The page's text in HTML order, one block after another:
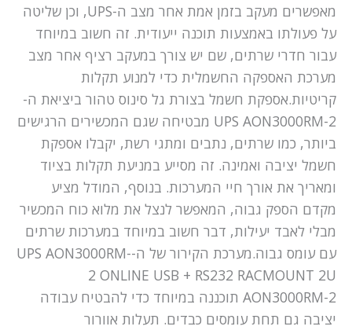
מאפשרים מעקב בזמן אמת אחר מצב ה-UPS, וכן שליטה
על פעולתו באמצעות תוכנה ייעודית. זה חשוב במיוחד
עבור חדרי שרתים, שם יש צורך במעקב רציף אחר מצב
מערכת האספקה החשמלית כדי למנוע תקלות
קריטיות.אספקת חשמל בצורת גל סינוס טהור ביציאת ה-
UPS AON3000RM-2 מבטיחה שגם המכשירים הרגישים
ביותר, כמו שרתים, נתבים ומתגי רשת, יקבלו אספקת
חשמל יציבה ואמינה. זה מסייע במניעת תקלות בציוד
ומאריך את אורך חיי המערכות. בנוסף, המודל מציע
מקדם הספק גבוה, המאפשר לנצל את מלוא כוח המכשיר
מבלי לאבד יעילות, דבר חשוב במיוחד במערכות שרתים
עם עומס גבוה.מערכת הקירור של ה-UPS AON3000RM-
2 ONLINE USB + RS232 RACMOUNT 2U
AON3000RM-2 תוכננה במיוחד כדי להבטיח עבודה
יציבה גם תחת עומסים כבדים. תעלות אוורור